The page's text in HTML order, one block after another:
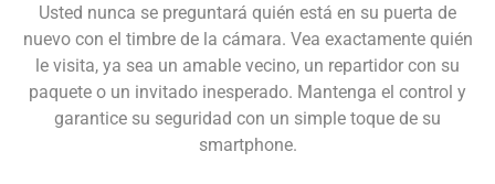
Usted nunca se preguntará quién está en su puerta de
nuevo con el timbre de la cámara. Vea exactamente quién
le visita, ya sea un amable vecino, un repartidor con su
paquete o un invitado inesperado. Mantenga el control y
garantice su seguridad con un simple toque de su
smartphone.